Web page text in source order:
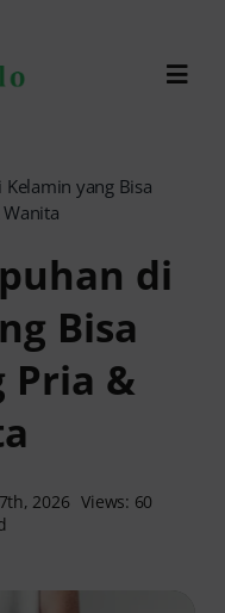
yang Bisa
di
Bisa
Pria &
2026 Views: 60